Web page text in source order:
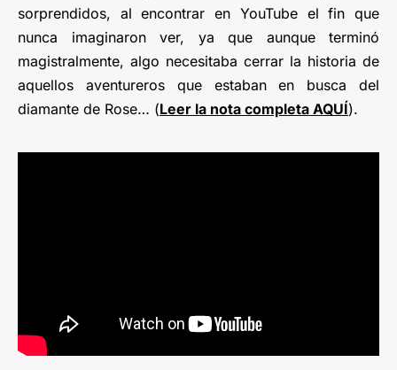
sorprendidos, al encontrar en YouTube el fin que
nunca imaginaron ver, ya que aunque terminó
magistralmente, algo necesitaba cerrar la historia de
aquellos aventureros que estaban en busca del
diamante de Rose… (Leer la nota completa AQUÍ).